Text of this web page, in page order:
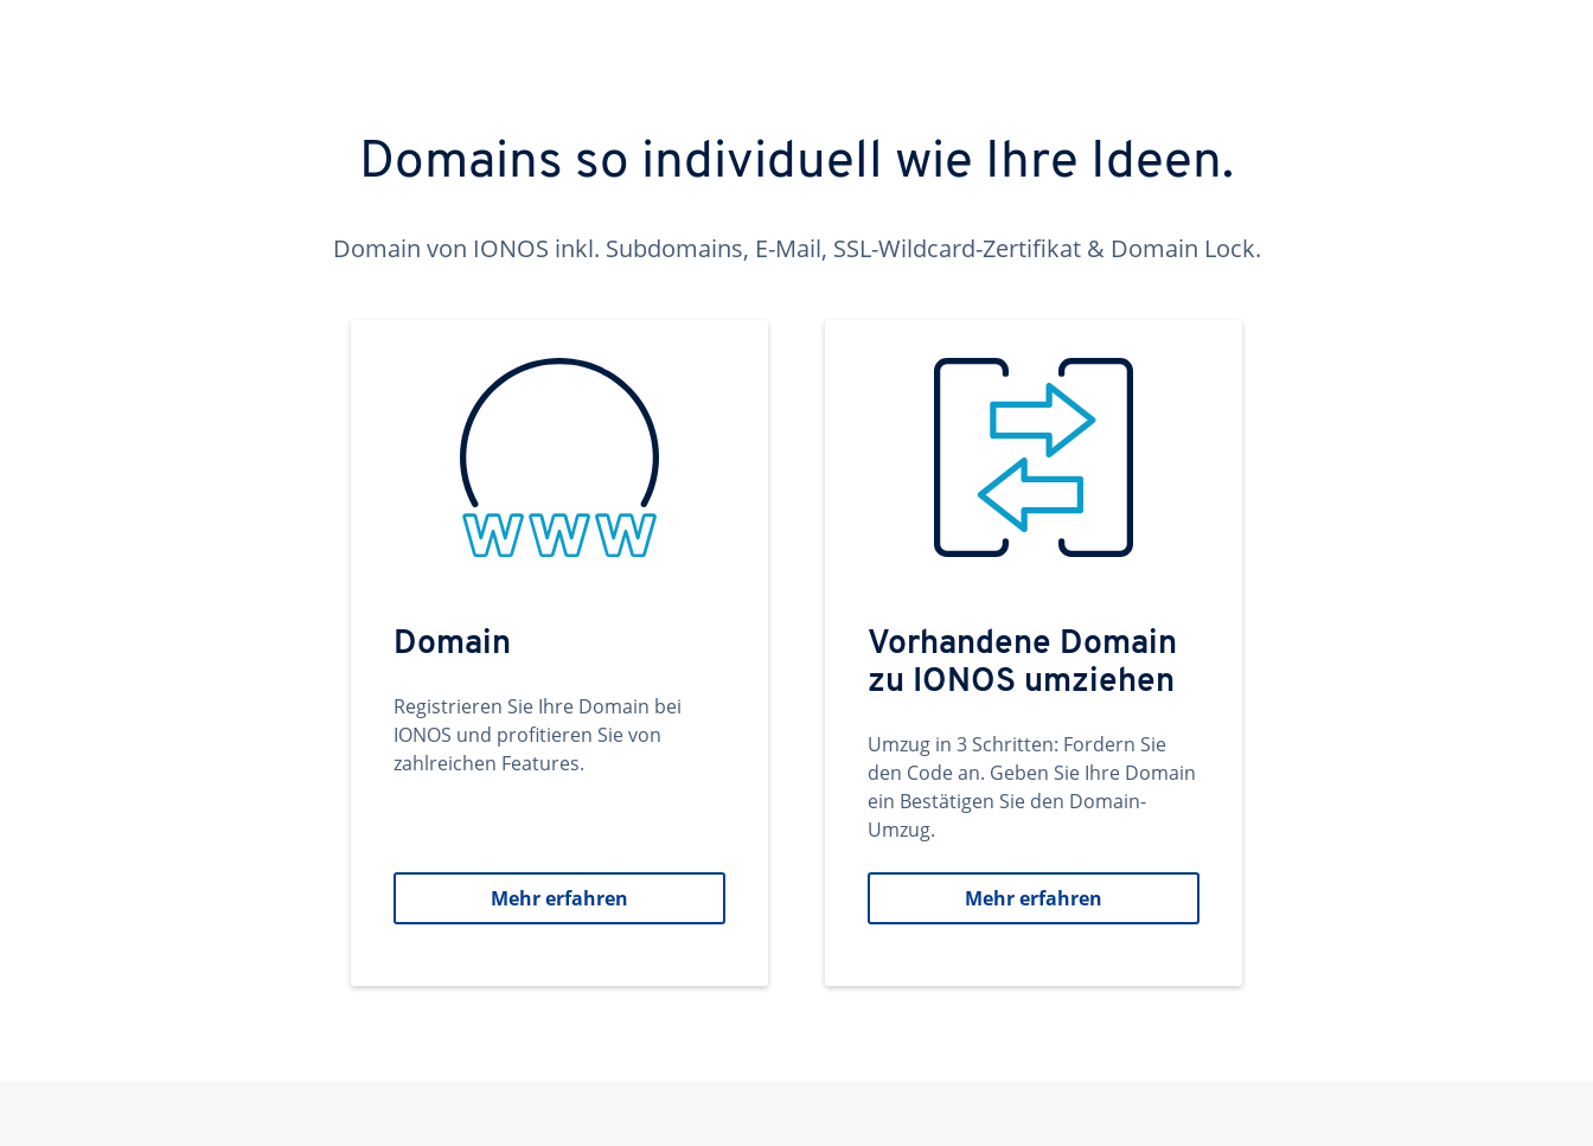
Domains so individuell wie Ihre Ideen.
Domain von IONOS inkl. Subdomains, E-Mail, SSL-Wildcard-Zertifikat & Domain Lock.
Domain
Registrieren Sie Ihre Domain bei
IONOS und profitieren Sie von
zahlreichen Features.
Mehr erfahren
Vorhandene Domain
zu IONOS umziehen
Umzug in 3 Schritten: Fordern Sie
den Code an. Geben Sie Ihre Domain
ein Bestätigen Sie den Domain-
Umzug.
Mehr erfahren